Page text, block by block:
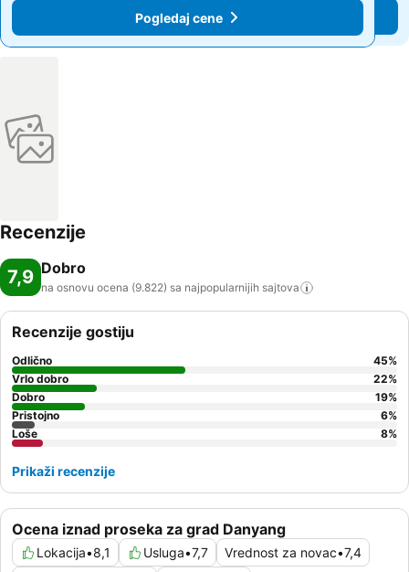
Pogledaj cene
Pogledaj cene
Recenzije
7,9 Dobro
na osnovu ocena (9.822) sa najpopularnijih sajtova
Ocena iznad proseka za grad Danyang
Lokacija•8,1 Usluga•7,7 Vrednost za novac•7,4
Recenzije gostiju
Odlično 45%
Vrlo dobro
22%
Dobro
19%
Pristojno
6%
Loše
8%
Prikaži recenzije